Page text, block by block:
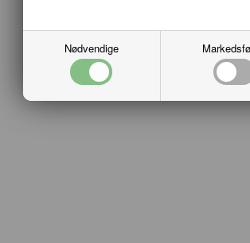
Nødvendige